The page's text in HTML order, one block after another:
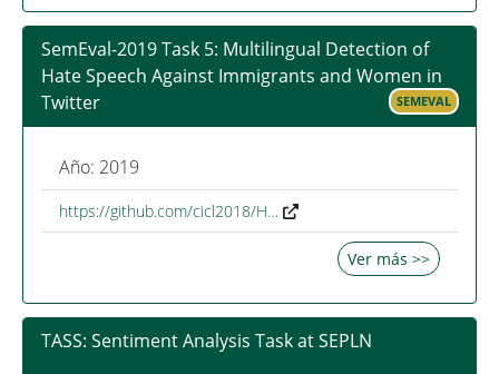
SemEval-2019 Task 5: Multilingual Detection of
Hate Speech Against Immigrants and Women in
Twitter
SEMEVAL
Año: 2019
https://github.com/cicl2018/H…
Ver más >>
TASS: Sentiment Analysis Task at SEPLN